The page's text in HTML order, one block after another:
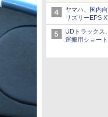
車両を通行可
ヤマハ、国内
リズリーEPS
UDトラックス
運搬用ショー